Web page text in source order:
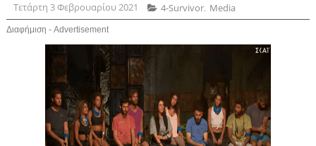
Τετάρτη 3 Φεβρουαρίου 2021 4-Survivor, Media
Διαφήμιση - Advertisement